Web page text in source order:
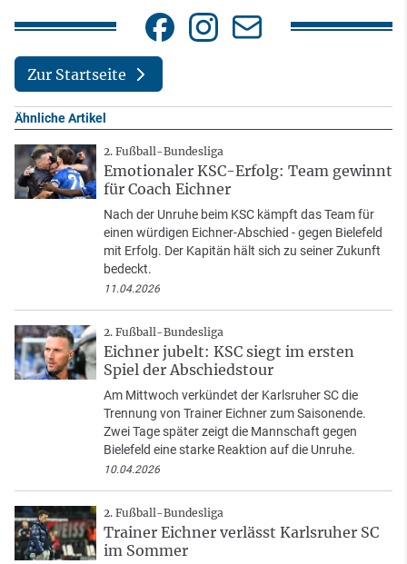
Zur Startseite
Ähnliche Artikel
2. Fußball-Bundesliga
Emotionaler KSC-Erfolg: Team gewinnt
für Coach Eichner
Nach der Unruhe beim KSC kämpft das Team für
einen würdigen Eichner-Abschied - gegen Bielefeld
mit Erfolg. Der Kapitän hält sich zu seiner Zukunft
bedeckt.
11.04.2026
2. Fußball-Bundesliga
Eichner jubelt: KSC siegt im ersten
Spiel der Abschiedstour
Am Mittwoch verkündet der Karlsruher SC die
Trennung von Trainer Eichner zum Saisonende.
Zwei Tage später zeigt die Mannschaft gegen
Bielefeld eine starke Reaktion auf die Unruhe.
10.04.2026
2. Fußball-Bundesliga
Trainer Eichner verlässt Karlsruher SC
im Sommer